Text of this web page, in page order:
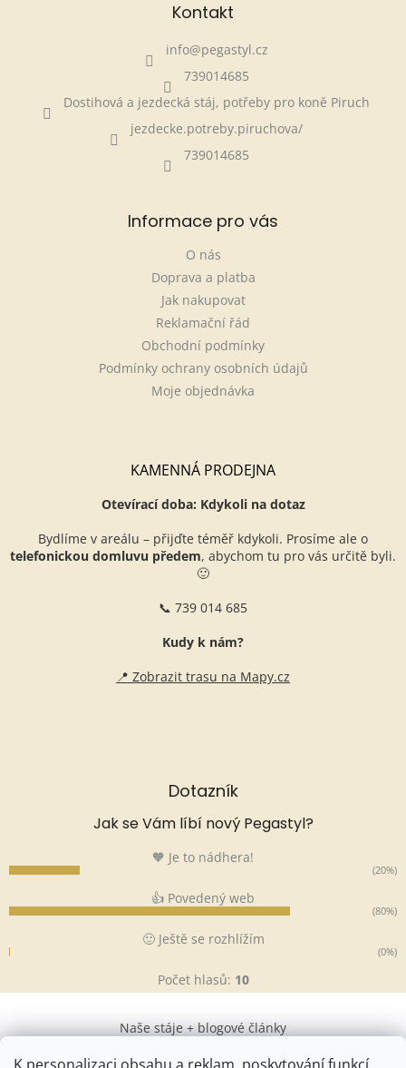
Kontakt
info@pegastyl.cz
739014685
Dostihová a jezdecká stáj, potřeby pro koně Piruch
jezdecke.potreby.piruchova/
739014685
Informace pro vás
O nás
Doprava a platba
Jak nakupovat
Reklamační řád
Obchodní podmínky
Podmínky ochrany osobních údajů
Moje objednávka
KAMENNÁ PRODEJNA
Otevírací doba: Kdykoli na dotaz
Bydlíme v areálu – přijďte téměř kdykoli. Prosíme ale o
telefonickou domluvu předem, abychom tu pro vás určitě byli.
🙂
📞 739 014 685
Kudy k nám?
📍 Zobrazit trasu na Mapy.cz
Dotazník
Jak se Vám líbí nový Pegastyl?
🧡 Je to nádhera!
(20%)
👍 Povedený web
(80%)
🙂 Ještě se rozhlížím
(0%)
Počet hlasů: 10
Naše stáje + blogové články